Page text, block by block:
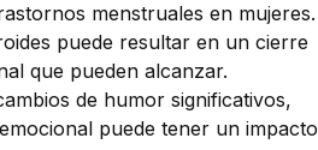
menstruales en mujeres.
puede resultar en un cierre
que pueden alcanzar.
de humor significativos,
puede tener un impacto